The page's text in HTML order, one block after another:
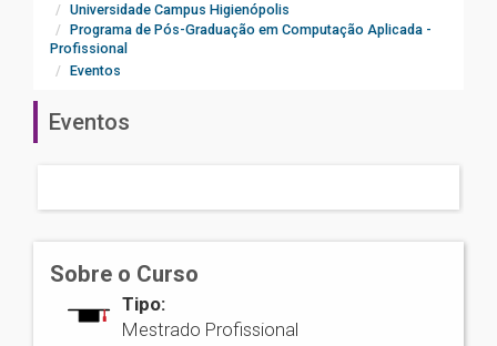
Universidade Campus Higienópolis
Programa de Pós-Graduação em Computação Aplicada -
Profissional
Eventos
Eventos
Sobre o Curso
Tipo:
Mestrado Profissional